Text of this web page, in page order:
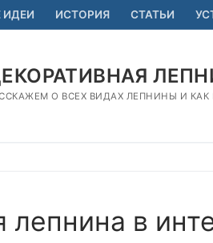
ИДЕИ ИСТОРИЯ СТАТЬИ
О ВСЕХ ВИДАХ ЛЕПНИНЫ И КАК
лепнина в